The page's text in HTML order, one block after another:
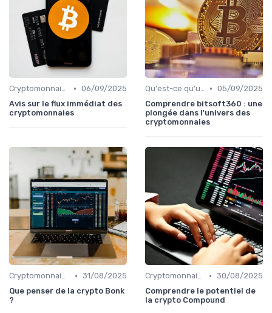
Cryptomonnaies populaires • 06/09/2025
Avis sur le flux immédiat des
cryptomonnaies
Qu'est-ce qu'une cryptomonnaie? • 05/09/2025
Comprendre bitsoft360 : une
plongée dans l'univers des
cryptomonnaies
Cryptomonnaies populaires • 31/08/2025
Que penser de la crypto Bonk
?
Cryptomonnaies populaires • 30/08/2025
Comprendre le potentiel de
la crypto Compound